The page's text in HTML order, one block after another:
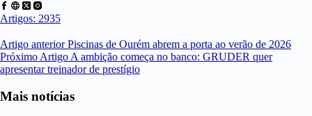
Artigos: 2935
Artigo anteriorPiscinas de Ourém abrem a porta ao verão de 2026
Próximo Artigo A ambição começa no banco: GRUDER quer
apresentar treinador de prestígio
Mais notícias